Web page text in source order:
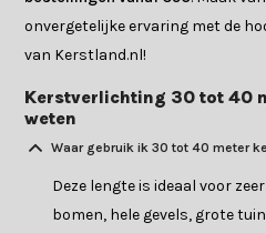
onvergetelijke ervaring met de
van Kerstland.nl!
Kerstverlichting 30 tot 40
weten
Waar gebruik ik 30 tot 40 meter
Deze lengte is ideaal voor
bomen, hele gevels, grote